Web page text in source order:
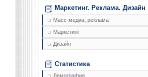
Маркетинг. Реклама. Дизайн
Масс-медиа, реклама
Маркетинг
Дизайн
Статистика
Демография